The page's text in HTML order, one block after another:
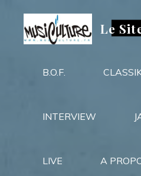
contenu
Le
B.O.F.
INTERVIEW
LIVE A